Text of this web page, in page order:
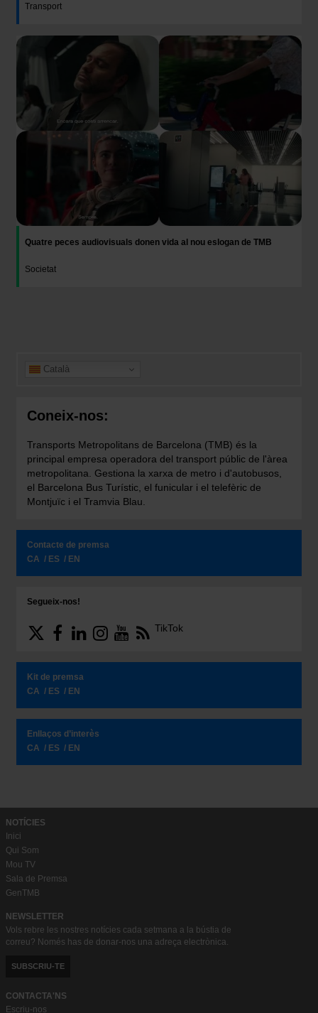
Transport
Imatge
Quatre peces audiovisuals donen vida al nou eslogan de TMB
Societat
Català
Coneix-nos:
Transports Metropolitans de Barcelona (TMB) és la
principal empresa operadora del transport públic de l'àrea
metropolitana. Gestiona la xarxa de metro i d'autobusos,
el Barcelona Bus Turístic, el funicular i el telefèric de
Montjuïc i el Tramvia Blau.
Contacte de premsa
CA
ES EN
Segueix-nos!
TikTok
Kit de premsa
CA
ES EN
Enllaços d’interès
CA
ES EN
NOTÍCIES
Inici
Qui Som
Mou TV
Sala de Premsa
GenTMB
NEWSLETTER
Vols rebre les nostres notícies cada setmana a la bústia de
correu? Només has de donar-nos una adreça electrònica.
SUBSCRIU-TE
CONTACTA'NS
Escriu-nos